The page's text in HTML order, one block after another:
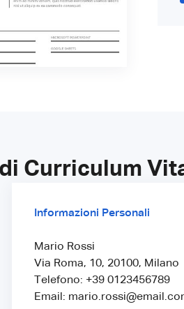
Curriculum
Informazioni Personali
Mario Rossi
Via Roma, 10, 20100, Milano
Telefono: +39 0123456789
Email: